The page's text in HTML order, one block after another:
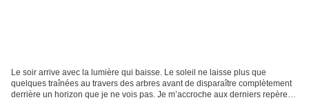
Le soir arrive avec la lumière qui baisse. Le soleil ne laisse plus que
quelques traînées au travers des arbres avant de disparaître complètement
derrière un horizon que je ne vois pas. Je m’accroche aux derniers repères